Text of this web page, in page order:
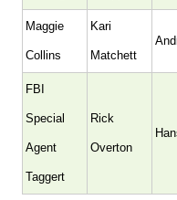
Maggie
Collins
Kari
Matchett
FBI
Special
Agent
Taggert
Rick
Overton